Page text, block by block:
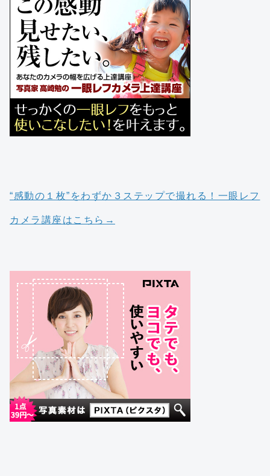
“感動の１枚”をわずか３ステップで撮れる！一眼レフ
カメラ講座はこちら→